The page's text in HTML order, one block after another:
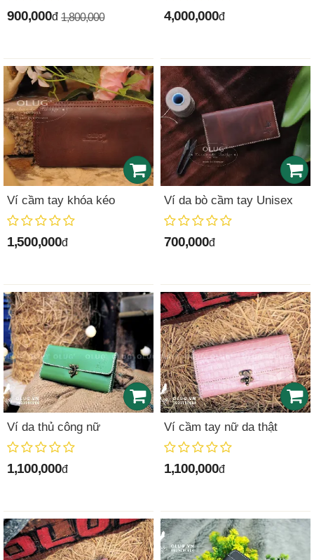
900,000đ 1,800,000 4,000,000đ
Ví cầm tay khóa kéo
1,500,000đ
Ví da bò cầm tay Unisex
700,000đ
Ví da thủ công nữ
1,100,000đ
Ví cầm tay nữ da thật
1,100,000đ